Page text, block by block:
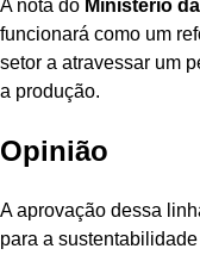
A nota do Ministério
funcionará como um
setor a atravessar um
a produção.
Opinião
A aprovação dessa
para a